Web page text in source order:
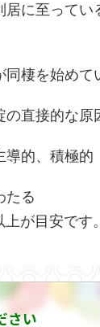
に至ってい
棲を始めて
直接的な原
的、積極的
たる
が目安です。
さい